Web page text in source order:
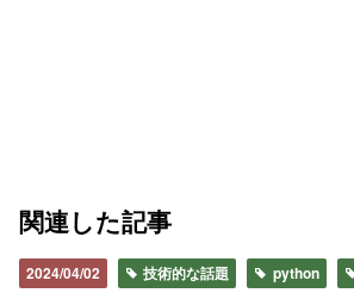
関連した記事
2024/04/02 技術的な話題 python